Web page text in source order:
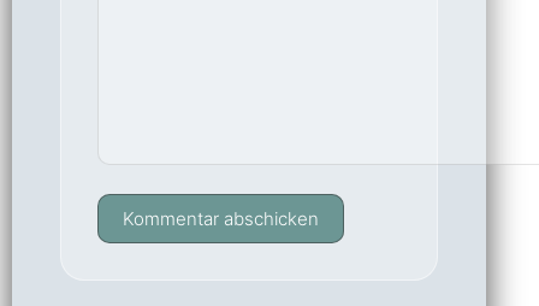
Kommentar abschicken